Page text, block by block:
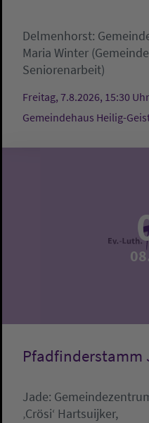
Delmenhorst:
Maria Winter
Seniorenarbeit)
Freitag, 7.8.2026, 15:30 Uhr
Gemeindehaus Heilig-
Pfadfinderstamm
Jade:
‚Crösi‘ Hartsuijker,